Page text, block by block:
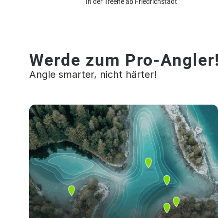
Werde zum Pro-
Angle smarter, nicht härter!